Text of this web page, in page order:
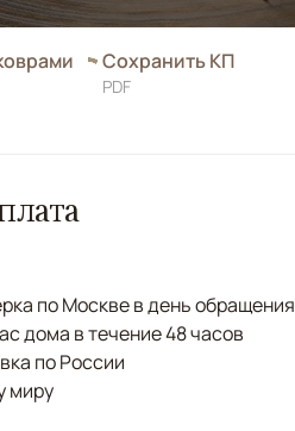
Сохранить КП
PDF
по Москве в день обращения
дома в течение 48 часов
по России
миру